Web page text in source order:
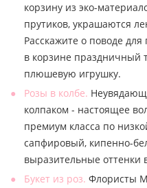
корзину из эко-
прутиков, украшаются
Расскажите о поводе
в корзине праздничный
плюшевую игрушку.
Розы в колбе.
колпаком - настоящее
премиум класса по
сапфировый, кипенно-
выразительные оттенки
Букет из роз. Флористы